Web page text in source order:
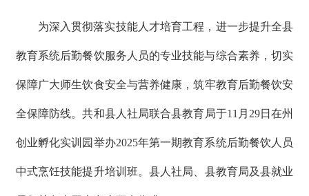
为深入贯彻落实技能人才培育工程， 进一步提升全县
教育系统后勤餐饮服务人员的专业技能与综合素养，切实
保障广大师生饮食安全与营养健康，筑牢教育后勤餐饮安
全保障防线。共和县人社局联合县教育局于11 月 29日在州
创业孵化实训园 举办2025年第一期教育系统后勤餐饮人员
中式烹饪技能提升培训班。县 人社局 、县教育局及县就业